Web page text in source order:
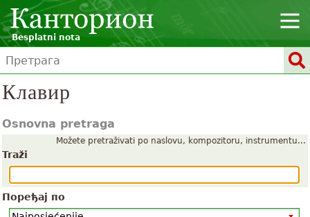
Besplatni nota
Клавир
Osnovna pretraga
Možete pretraživati po naslovu, kompozitoru, instrumentu...
Traži
Поређај по